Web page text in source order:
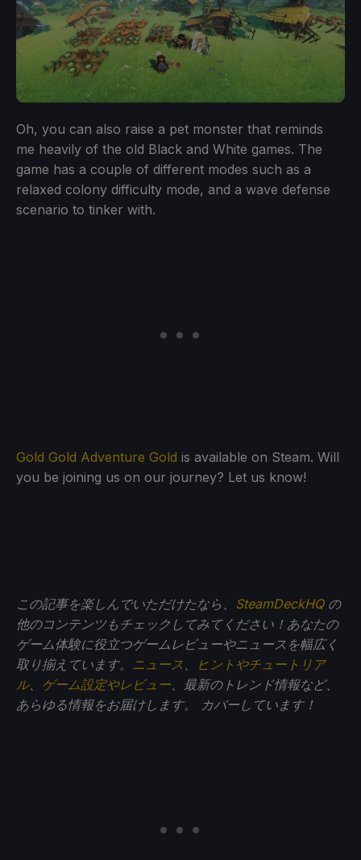
Oh, you can also raise a pet monster that reminds
me heavily of the old Black and White games. The
game has a couple of different modes such as a
relaxed colony difficulty mode, and a wave defense
scenario to tinker with.
Gold Gold Adventure Gold is available on Steam. Will
you be joining us on our journey? Let us know!
この記事を楽しんでいただけたなら、 SteamDeckHQの
他のコンテンツもチェックしてみてください！あなたの
ゲーム体験に役立つゲームレビューやニュースを幅広く
取り揃えています。 ニュース
ヒントやチュートリア
ル、 ゲーム設定やレビュー 、最新のトレンド情報など、
あらゆる情報をお届けします。
カバーしています！